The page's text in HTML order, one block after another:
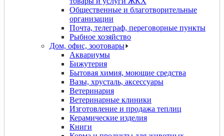
Общественные и благотворительные
организации
Почта, телеграф, переговорные пункты
Рыбное хозяйство
Дом, офис, зоотовары
Аквариумы
Бижутерия
Бытовая химия, моющие средства
Вазы, хрусталь, аксессуары
Ветеринария
Ветеринарные клиники
Изготовление и продажа теплиц
Керамические изделия
Книги